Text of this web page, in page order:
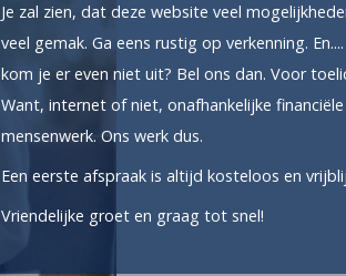
Je zal zien, dat deze website veel
veel gemak. Ga eens rustig op verkenning.
kom je er even niet uit? Bel ons dan. Voor
Want, internet of niet, onafhankelijke
mensenwerk. Ons werk dus.
Een eerste afspraak is altijd kosteloos en
Vriendelijke groet en graag tot snel!